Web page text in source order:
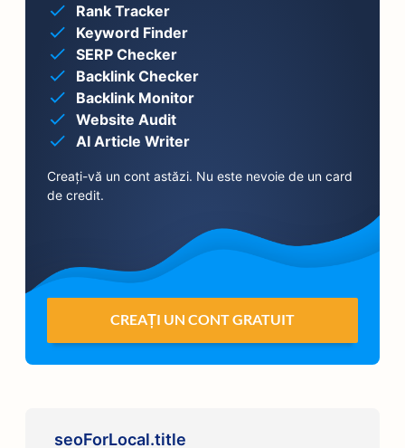
Rank Tracker
Keyword Finder
SERP Checker
Backlink Checker
Backlink Monitor
Website Audit
AI Article Writer
Creați-vă un cont astăzi. Nu este nevoie de un card
de credit.
CREAȚI UN CONT GRATUIT
seoForLocal.title